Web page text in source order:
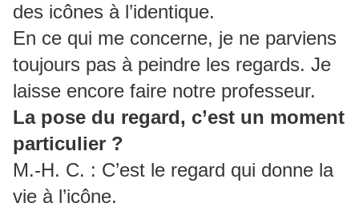
des icônes à l’identique.
En ce qui me concerne, je ne parviens
toujours pas à peindre les regards. Je
laisse encore faire notre professeur.
La pose du regard, c’est un moment
particulier ?
M.-H. C. : C’est le regard qui donne la
vie à l’icône.